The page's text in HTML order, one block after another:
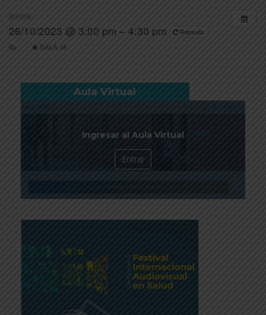
WHEN:
26/10/2023 @ 3:00 pm – 4:30 pm
Repeats
SALA 18
Aula Virtual
Ingresar al Aula Virtual
Entrar